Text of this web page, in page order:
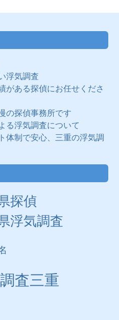
浮気調査
ある探偵にお任せくださ
探偵事務所です
浮気調査について
制で安心、三重の浮気調
探偵
浮気調査
査三重